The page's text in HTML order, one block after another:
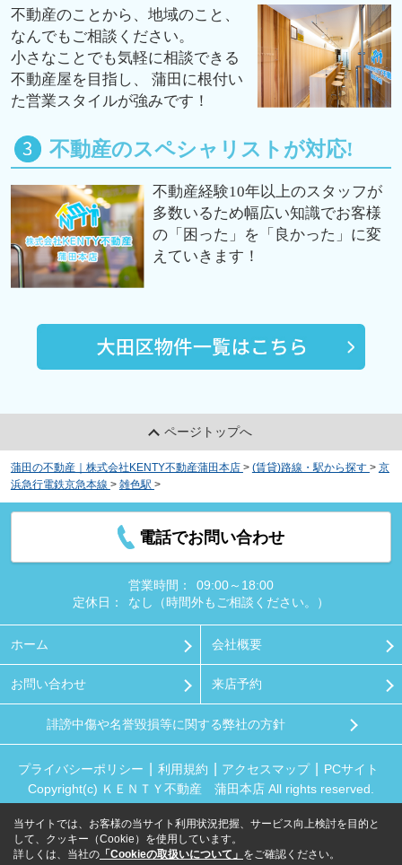
不動産のことから、地域のこと、
なんでもご相談ください。
小さなことでも気軽に相談できる
不動産屋を目指し、 蒲田に根付い
た営業スタイルが強みです！
不動産のスペシャリストが対応!
不動産経験10年以上のスタッフが
多数いるため幅広い知識でお客様
の「困った」を「良かった」に変
えていきます！
ページトップへ
蒲田の不動産｜株式会社KENTY不動産蒲田本店 > (賃貸)路線・駅から探す > 京
浜急行電鉄京急本線 > 雑色駅 >
電話でお問い合わせ
営業時間：
09:00～18:00
定休日：
なし（時間外もご相談ください。）
ホーム 会社概要
お問い合わせ 来店予約
誹謗中傷や名誉毀損等に関する弊社の方針
プライバシーポリシー 利用規約 アクセスマップ
PCサイト
Copyright(c) ＫＥＮＴＹ不動産 蒲田本店 All rights reserved.
当サイトでは、お客様の当サイト利用状況把握、サービス向上検討を目的と
して、クッキー（Cookie）を使用しています。
詳しくは、当社の 「Cookieの取扱いについて」 をご確認ください。